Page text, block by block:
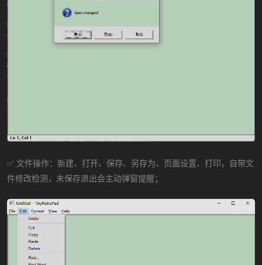
✅ 文件操作：新建、打开、保存、另存为、页面设置、打印，自带文
件修改检测，未保存退出会主动弹窗提醒；